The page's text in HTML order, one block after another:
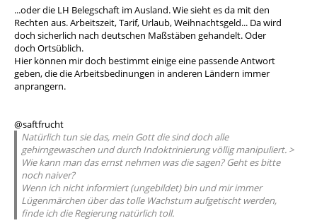
...oder die LH Belegschaft im Ausland. Wie sieht es da mit den
Rechten aus. Arbeitszeit, Tarif, Urlaub, Weihnachtsgeld... Da wird
doch sicherlich nach deutschen Maßstäben gehandelt. Oder
doch Ortsüblich.
Hier können mir doch bestimmt einige eine passende Antwort
geben, die die Arbeitsbedinungen in anderen Ländern immer
anprangern.
@saftfrucht
Natürlich tun sie das, mein Gott die sind doch alle
gehirngewaschen und durch Indoktrinierung völlig manipuliert. >
Wie kann man das ernst nehmen was die sagen? Geht es bitte
noch naiver?
Wenn ich nicht informiert (ungebildet) bin und mir immer
Lügenmärchen über das tolle Wachstum aufgetischt werden,
finde ich die Regierung natürlich toll.